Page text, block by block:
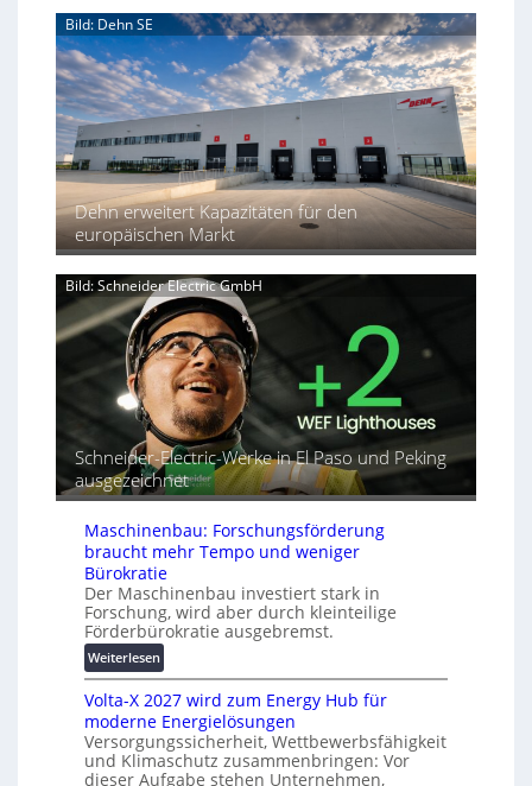
w
e
t
e
r
n
k
t
f
ü
r
p
r
a
x
i
s
n
a
h
e
A
u
t
o
m
a
t
i
s
i
e
r
u
n
g
s
l
ö
s
u
e
u
e
r
Y
o
u
t
u
b
e
-
u
t
o
r
i
a
l
e
i
h
e
T
-
F
r
a
m
w
o
r
k
e
r
b
i
n
d
e
G
e
r
t
e
s
c
h
u
t
u
n
d
d
Bild: Dehn SE
Dehn erweitert Kapazitäten für den
europäischen Markt
Bild: Schneider Electric GmbH
Schneider-Electric-Werke in El Paso und Peking
ausgezeichnet
Maschinenbau: Forschungsförderung
braucht mehr Tempo und weniger
Bürokratie
Der Maschinenbau investiert stark in
Forschung, wird aber durch kleinteilige
Förderbürokratie ausgebremst.
Weiterlesen:
M
a
s
c
h
Volta-X 2027 wird zum Energy Hub für
moderne Energielösungen
Versorgungssicherheit, Wettbewerbsfähigkeit
und Klimaschutz zusammenbringen: Vor
dieser Aufgabe stehen Unternehmen,